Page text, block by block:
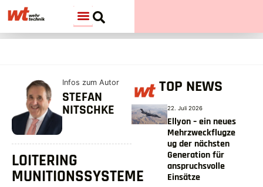
Infos zum Autor
STEFAN
NITSCHKE
LOITERING
MUNITIONSSYSTEME
TOP NEWS
22. Juli 2026
Ellyon – ein neues
Mehrzweckflugze
ug der nächsten
Generation für
anspruchsvolle
Einsätze